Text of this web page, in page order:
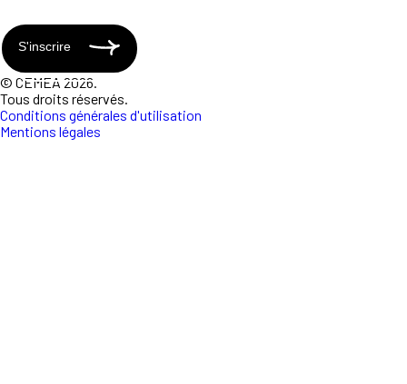
S'inscrire
© CEMEA 2026.
Tous droits réservés.
Conditions générales d'utilisation
Mentions légales